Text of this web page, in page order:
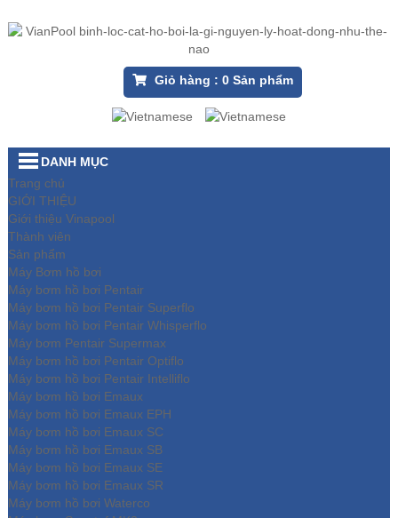
Giỏ hàng : 0Sản phẩm
DANH MỤC
Trang chủ
GIỚI THIỆU
Giới thiệu Vinapool
Thành viên
Sản phẩm
Máy Bơm hồ bơi
Máy bơm hồ bơi Pentair
Máy bơm hồ bơi Pentair Superflo
Máy bơm hồ bơi Pentair Whisperflo
Máy bơm Pentair Supermax
Máy bơm hồ bơi Pentair Optiflo
Máy bơm hồ bơi Pentair Intelliflo
Máy bơm hồ bơi Emaux
Máy bơm hồ bơi Emaux EPH
Máy bơm hồ bơi Emaux SC
Máy bơm hồ bơi Emaux SB
Máy bơm hồ bơi Emaux SE
Máy bơm hồ bơi Emaux SR
Máy bơm hồ bơi Waterco